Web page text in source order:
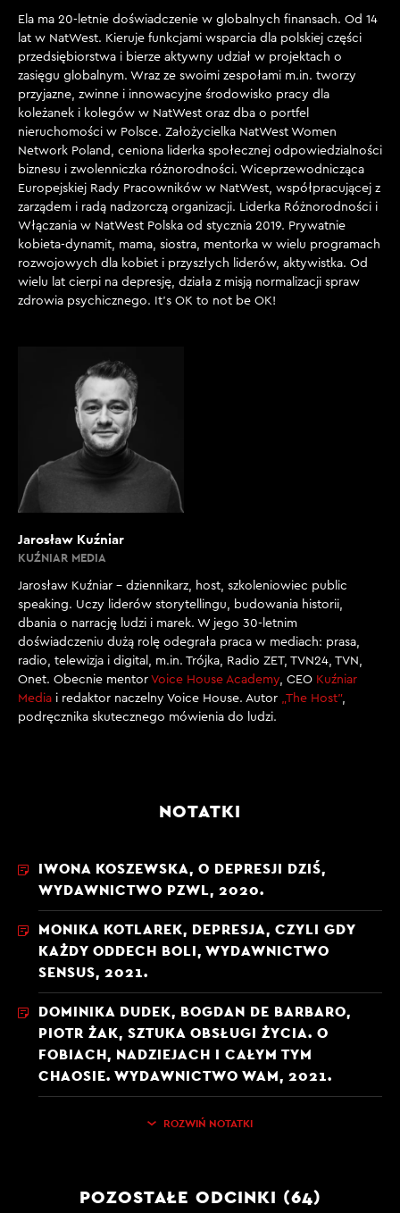
Ela ma 20-letnie doświadczenie w globalnych finansach. Od 14
lat w NatWest. Kieruje funkcjami wsparcia dla polskiej części
przedsiębiorstwa i bierze aktywny udział w projektach o
zasięgu globalnym. Wraz ze swoimi zespołami m.in. tworzy
przyjazne, zwinne i innowacyjne środowisko pracy dla
koleżanek i kolegów w NatWest oraz dba o portfel
nieruchomości w Polsce. Założycielka NatWest Women
Network Poland, ceniona liderka społecznej odpowiedzialności
biznesu i zwolenniczka różnorodności. Wiceprzewodnicząca
Europejskiej Rady Pracowników w NatWest, współpracującej z
zarządem i radą nadzorczą organizacji. Liderka Różnorodności i
Włączania w NatWest Polska od stycznia 2019. Prywatnie
kobieta-dynamit, mama, siostra, mentorka w wielu programach
rozwojowych dla kobiet i przyszłych liderów, aktywistka. Od
wielu lat cierpi na depresję, działa z misją normalizacji spraw
zdrowia psychicznego. It’s OK to not be OK!
Jarosław Kuźniar
KUŹNIAR MEDIA
Jarosław Kuźniar – dziennikarz, host, szkoleniowiec public
speaking. Uczy liderów storytellingu, budowania historii,
dbania o narrację ludzi i marek. W jego 30-letnim
doświadczeniu dużą rolę odegrała praca w mediach: prasa,
radio, telewizja i digital, m.in. Trójka, Radio ZET, TVN24, TVN,
Onet. Obecnie mentor Voice House Academy , CEO Kuźniar
Media i redaktor naczelny Voice House. Autor „The Host”,
podręcznika skutecznego mówienia do ludzi.
NOTATKI
IWONA KOSZEWSKA, O DEPRESJI DZIŚ,
WYDAWNICTWO PZWL, 2020.
MONIKA KOTLAREK, DEPRESJA, CZYLI GDY
KAŻDY ODDECH BOLI, WYDAWNICTWO
SENSUS, 2021.
DOMINIKA DUDEK, BOGDAN DE BARBARO,
PIOTR ŻAK, SZTUKA OBSŁUGI ŻYCIA. O
FOBIACH, NADZIEJACH I CAŁYM TYM
CHAOSIE. WYDAWNICTWO WAM, 2021.
ROZWIŃ NOTATKI
POZOSTAŁE ODCINKI (64)